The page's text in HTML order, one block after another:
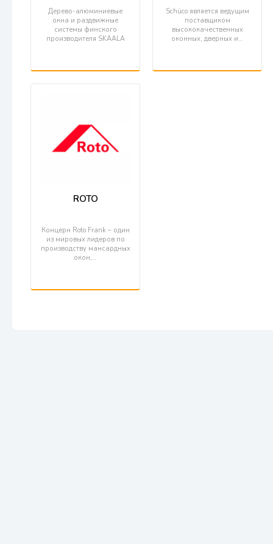
Дерево-алюминиевые
окна и раздвижные
системы финского
производителя SKAALA
Schüco является ведущим
поставщиком
высококачественных
оконных, дверных и…
ROTO
Концерн Roto Frank – один
из мировых лидеров по
производству мансардных
окон,…